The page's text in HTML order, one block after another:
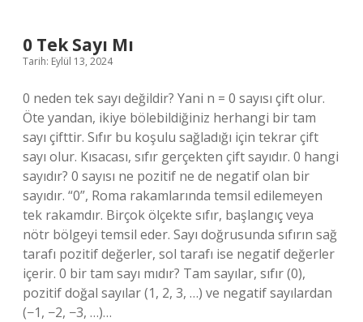
0 Tek Sayı Mı
Tarih: Eylül 13, 2024
0 neden tek sayı değildir? Yani n = 0 sayısı çift olur.
Öte yandan, ikiye bölebildiğiniz herhangi bir tam
sayı çifttir. Sıfır bu koşulu sağladığı için tekrar çift
sayı olur. Kısacası, sıfır gerçekten çift sayıdır. 0 hangi
sayıdır? 0 sayısı ne pozitif ne de negatif olan bir
sayıdır. “0”, Roma rakamlarında temsil edilemeyen
tek rakamdır. Birçok ölçekte sıfır, başlangıç ​​veya
nötr bölgeyi temsil eder. Sayı doğrusunda sıfırın sağ
tarafı pozitif değerler, sol tarafı ise negatif değerler
içerir. 0 bir tam sayı mıdır? Tam sayılar, sıfır (0),
pozitif doğal sayılar (1, 2, 3, …) ve negatif sayılardan
(−1, −2, −3, …)…